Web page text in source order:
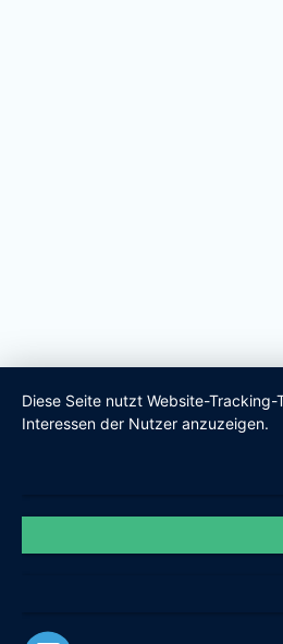
Diese Seite nutzt Website-
Interessen der Nutzer anzuzeigen.